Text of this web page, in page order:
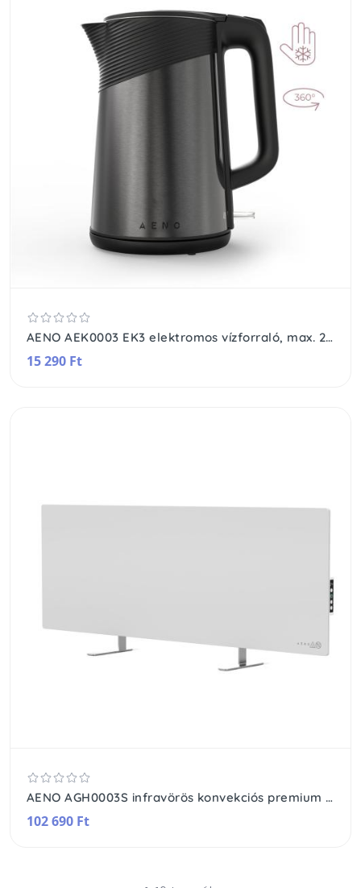
AENO AEK0003 EK3 elektromos vízforraló, max. 2200 W, 1,7 literes tartály, LED állapotjelző, rozsdamentes acél
15 290 Ft
AENO AGH0003S infravörös konvekciós premium eco smart fűtőtest, 700 W, Wi-Fi, hangvezérlés, 3 féle felszerelési mód, fehér színű
102 690 Ft